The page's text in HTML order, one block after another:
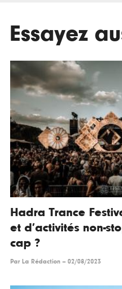
Essayez
Hadra Trance
et d’activités non-
cap ?
Par La Rédaction -- 02/08/2023